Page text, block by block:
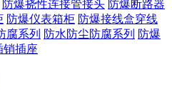
防爆挠性连接管接头 防爆断路器
防爆仪表箱柜 防爆接线盒穿线
腐系列 防水防尘防腐系列 防爆
销插座